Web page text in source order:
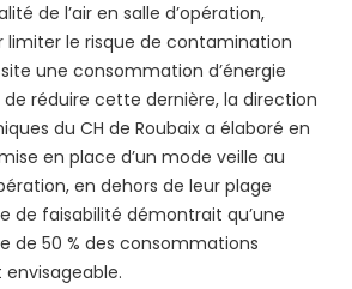
de l’air en salle d’opération,
limiter le risque de contamination
une consommation d’énergie
réduire cette dernière, la direction
du CH de Roubaix a élaboré en
en place d’un mode veille au
en dehors de leur plage
de faisabilité démontrait qu’une
de 50 % des consommations